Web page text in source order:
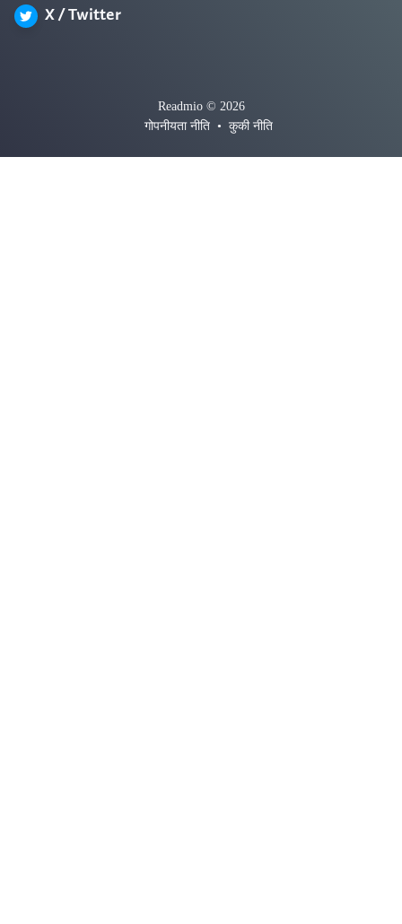
X / Twitter
Readmio © 2026
गोपनीयता नीति • कुकी नीति